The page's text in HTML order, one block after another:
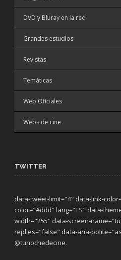
DVD y Bluray en la red
Grandes estudios
Revistas
Temáticas
Web Oficiales
Webs de cine
TWITTER
data-tweet-limit="4" data-link-
color="#ddd" lang="ES" data-
width="255" data-screen-
replies="false" data-aria-
@tunochedecine.